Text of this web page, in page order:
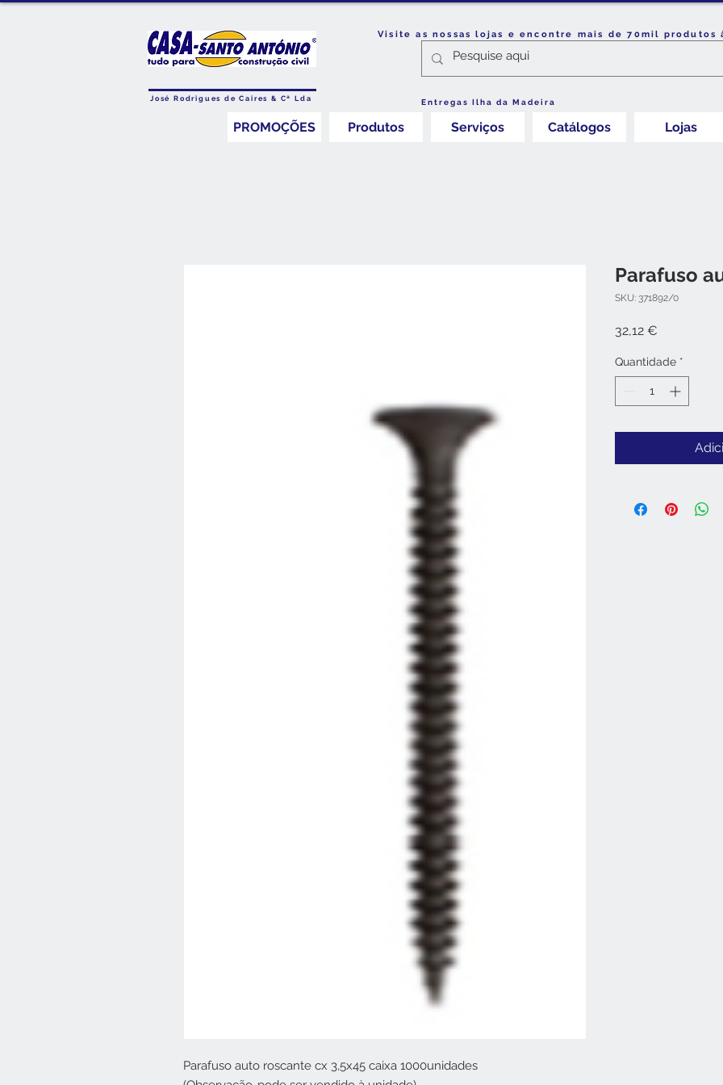
Visite as nossas lojas e encontre mais de 70mil produtos
José Rodrigues de Caires & Cª Lda Entregas Ilha da Madeira
PROMOÇÕES Produtos Serviços Catálogos Lojas
Parafuso auto roscante cx 3,5x45 caixa 1000unidades
Parafuso
SKU: 371892/0
32,12 €
Quantidade *